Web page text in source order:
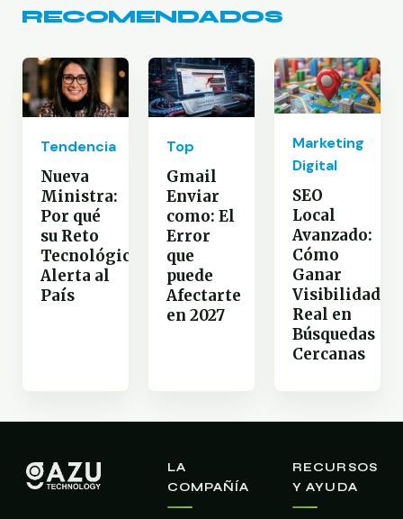
RECOMENDADOS
Tendencia
Nueva
Ministra:
Por qué
su Reto
Tecnológico
Alerta al
País
Top
Gmail
Enviar
como: El
Error
que
puede
Afectarte
en 2027
Marketing
Digital
SEO
Local
Avanzado:
Cómo
Ganar
Visibilidad
Real en
Búsquedas
Cercanas
LA
COMPAÑÍA
RECURSOS
Y AYUDA